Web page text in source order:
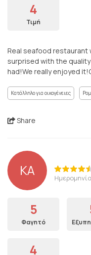
4
Τιμή
Real seafood restaurant
surprised with the
had!We really enjoyed
Κατάλληλο για οικογένειες
Share
KA
5
Φαγητό
4